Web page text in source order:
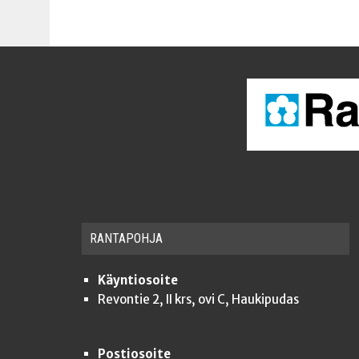
RAN­TA­POH­JA
Käyntiosoite
Revontie 2, II krs, ovi C, Haukipudas
Postiosoite